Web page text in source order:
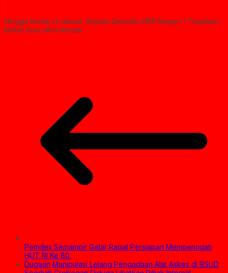
Hingga berita ini dimuat, Kepala Sekolah SMP Negeri 1 Tegalsari,
Belum bisa dikonfirmasi.
Pemdes Semampir Gelar Rapat Persiapan Memperingati
HUT RI Ke 80.
Dugaan Manipulasi Lelang Pengadaan Alat Askes di RSUD